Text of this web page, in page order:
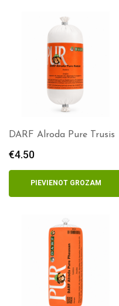
DARF Alroda Pure Trusis
€4.50
PIEVIENOT GROZAM